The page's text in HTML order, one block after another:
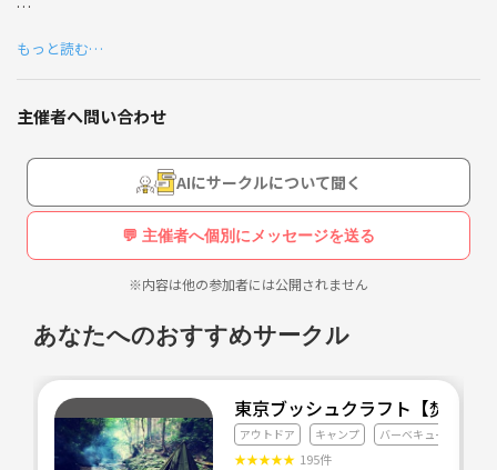
「近場で一緒に歩く仲間がほしい」
「初心者だけど自然遊びを始めたい」
そんな人向けに、無理なく参加できる場を作っています。
ガチ登山より、景色や自然を楽しむゆるめ企画が中心。
初心者・1人参加・久しぶりの参加も歓迎です。
主に長野県内（北信・中信・東信中心）での活動が主となります。
季節の絶景ハイキング
キャンプ・外ごはん
地元アウトドア仲間づくり
長野のアウトドアを楽しみたい方の参加を歓迎します！
もっと読む…
主催者へ問い合わせ
AIにサークルについて聞く
💬 主催者へ個別にメッセージを送る
※内容は他の参加者には公開されません
あなたへのおすすめサークル
東京ブッシュクラフト【焚火・
アウトドア キャンプ バーベキュー
★★★★★ 195件